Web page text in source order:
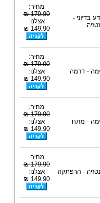
בדיוני -
מחיר:
179.90 ₪
אצלנו:
149.90 ₪
- דרמה
מחיר:
179.90 ₪
אצלנו:
149.90 ₪
- מתח
מחיר:
179.90 ₪
אצלנו:
149.90 ₪
- הרפתקה
מחיר:
179.90 ₪
אצלנו:
149.90 ₪